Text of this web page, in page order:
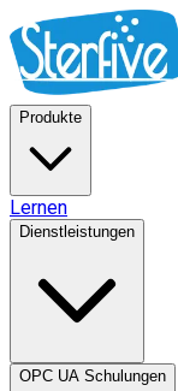
Produkte
Lernen
Dienstleistungen
OPC UA Schulungen